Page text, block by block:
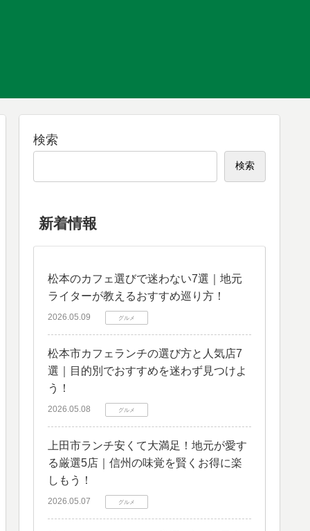
検索
検索
新着情報
松本のカフェ選びで迷わない7選｜地元
ライターが教えるおすすめ巡り方！
2026.05.09 グルメ
松本市カフェランチの選び方と人気店7
選｜目的別でおすすめを迷わず見つけよ
う！
2026.05.08 グルメ
上田市ランチ安くて大満足！地元が愛す
る厳選5店｜信州の味覚を賢くお得に楽
しもう！
2026.05.07 グルメ